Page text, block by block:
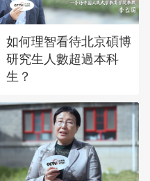
如何理智看待北京碩博
研究生人數超過本科
生？